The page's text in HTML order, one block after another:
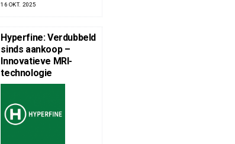
16 OKT. 2025
Hyperfine: Verdubbeld
sinds aankoop –
Innovatieve MRI-
technologie